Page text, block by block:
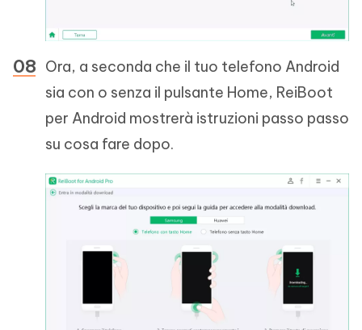
Ora, a seconda che il tuo telefono Android
sia con o senza il pulsante Home, ReiBoot
per Android mostrerà istruzioni passo passo
su cosa fare dopo.